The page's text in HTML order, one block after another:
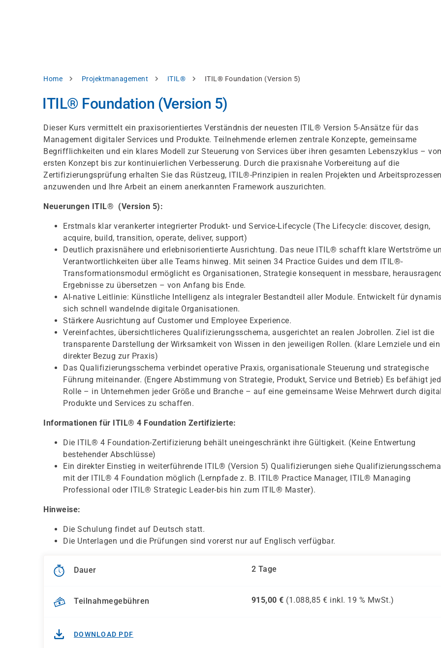
Pfadnavigation
Home Projektmanagement ITIL® ITIL® Foundation (Version 5)
ITIL® Foundation (Version 5)
Dieser Kurs vermittelt ein praxisorientiertes Verständnis der neuesten ITIL® Version 5-Ansätze für das
Management digitaler Services und Produkte. Teilnehmende erlernen zentrale Konzepte, gemeinsame
Begrifflichkeiten und ein klares Modell zur Steuerung von Services über ihren gesamten Lebenszyklus –
ersten Konzept bis zur kontinuierlichen Verbesserung. Durch die praxisnahe Vorbereitung auf die
Zertifizierungsprüfung erhalten Sie das Rüstzeug, ITIL®-Prinzipien in realen Projekten und Arbeitsprozessen
anzuwenden und Ihre Arbeit an einem anerkannten Framework auszurichten.
Neuerungen ITIL® (Version 5):
Erstmals klar verankerter integrierter Produkt- und Service-Lifecycle (The Lifecycle: discover, design,
acquire, build, transition, operate, deliver, support)
Deutlich praxisnähere und erlebnisorientierte Ausrichtung. Das neue ITIL® schafft klare Wertströme
Verantwortlichkeiten über alle Teams hinweg. Mit seinen 34 Practice Guides und dem ITIL®-
Transformationsmodul ermöglicht es Organisationen, Strategie konsequent in messbare,
Ergebnisse zu übersetzen – von Anfang bis Ende.
AI-native Leitlinie: Künstliche Intelligenz als integraler Bestandteil aller Module. Entwickelt für
sich schnell wandelnde digitale Organisationen.
Stärkere Ausrichtung auf Customer und Employee Experience.
Vereinfachtes, übersichtlicheres Qualifizierungsschema, ausgerichtet an realen Jobrollen. Ziel ist die
transparente Darstellung der Wirksamkeit von Wissen in den jeweiligen Rollen. (klare Lernziele und ein
direkter Bezug zur Praxis)
Das Qualifizierungsschema verbindet operative Praxis, organisationale Steuerung und strategische
Führung miteinander. (Engere Abstimmung von Strategie, Produkt, Service und Betrieb) Es befähigt
Rolle – in Unternehmen jeder Größe und Branche – auf eine gemeinsame Weise Mehrwert durch
Produkte und Services zu schaffen.
Informationen für ITIL® 4 Foundation Zertifizierte:
Die ITIL® 4 Foundation-Zertifizierung behält uneingeschränkt ihre Gültigkeit. (Keine Entwertung
bestehender Abschlüsse)
Ein direkter Einstieg in weiterführende ITIL® (Version 5) Qualifizierungen siehe
mit der ITIL® 4 Foundation möglich (Lernpfade z. B. ITIL® Practice Manager, ITIL® Managing
Professional oder ITIL® Strategic Leader-bis hin zum ITIL® Master).
Hinweise:
Die Schulung findet auf Deutsch statt.
Die Unterlagen und die Prüfungen sind vorerst nur auf Englisch verfügbar.
Dauer 2 Tage
Teilnahmegebühren 915,00 € (1.088,85 € inkl. 19 % MwSt.)
DOWNLOAD PDF
Datenschutzhinweis